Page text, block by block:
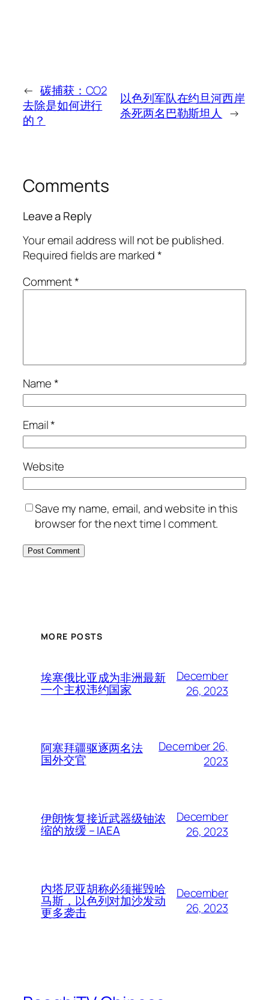
← 碳捕获：CO2
去除是如何进行
的？
以色列军队在约旦河西岸
杀死两名巴勒斯坦人
→
Comments
Leave a Reply
Your email address will not be published.
Required fields are marked*
Comment*
Name*
Email*
Website
Save my name, email, and website in this
browser for the next time I comment.
MORE POSTS
埃塞俄比亚成为非洲最新
一个主权违约国家
December
26, 2023
阿塞拜疆驱逐两名法
国外交官
December 26,
2023
伊朗恢复接近武器级铀浓
缩的放缓 – IAEA
December
26, 2023
内塔尼亚胡称必须摧毁哈
马斯，以色列对加沙发动
更多袭击
December
26, 2023